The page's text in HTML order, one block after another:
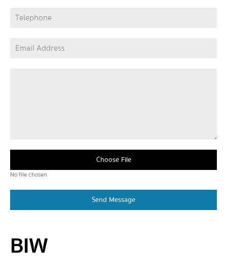
Choose File
No file chosen
Send Message
BIW